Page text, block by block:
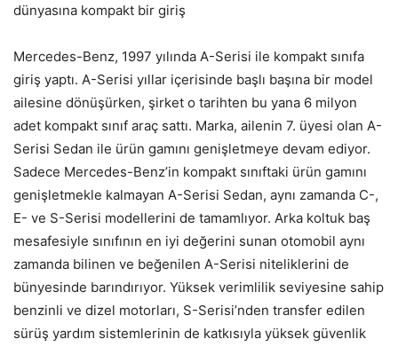
dünyasına kompakt bir giriş
Mercedes-Benz, 1997 yılında A-Serisi ile kompakt sınıfa
giriş yaptı. A-Serisi yıllar içerisinde başlı başına bir model
ailesine dönüşürken, şirket o tarihten bu yana 6 milyon
adet kompakt sınıf araç sattı. Marka, ailenin 7. üyesi olan A-
Serisi Sedan ile ürün gamını genişletmeye devam ediyor.
Sadece Mercedes-Benz’in kompakt sınıftaki ürün gamını
genişletmekle kalmayan A-Serisi Sedan, aynı zamanda C-,
E- ve S-Serisi modellerini de tamamlıyor. Arka koltuk baş
mesafesiyle sınıfının en iyi değerini sunan otomobil aynı
zamanda bilinen ve beğenilen A-Serisi niteliklerini de
bünyesinde barındırıyor. Yüksek verimlilik seviyesine sahip
benzinli ve dizel motorları, S-Serisi’nden transfer edilen
sürüş yardım sistemlerinin de katkısıyla yüksek güvenlik